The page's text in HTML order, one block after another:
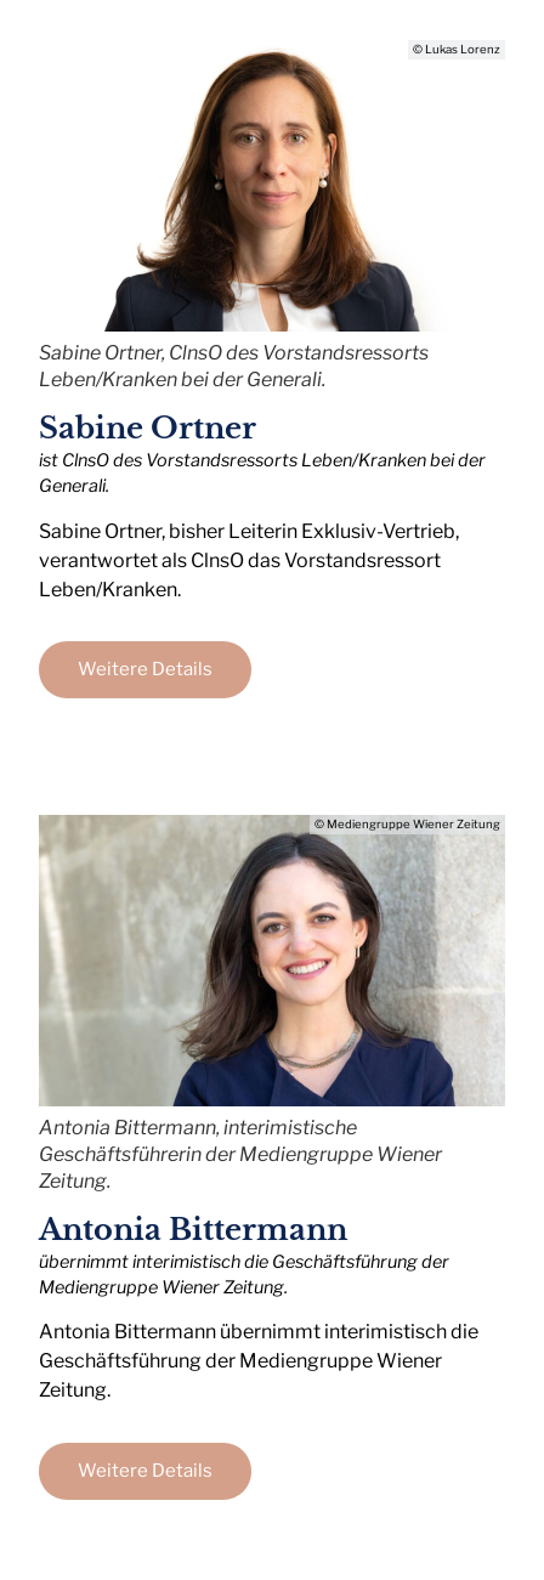
© Lukas Lorenz
Sabine Ortner, ClnsO des Vorstandsressorts
Leben/Kranken bei der Generali.
Sabine Ortner
ist ClnsO des Vorstandsressorts Leben/Kranken bei der
Generali.
Sabine Ortner, bisher Leiterin Exklusiv-Vertrieb,
verantwortet als ClnsO das Vorstandsressort
Leben/Kranken.
Weitere Details
© Mediengruppe Wiener Zeitung
Antonia Bittermann, interimistische
Geschäftsführerin der Mediengruppe Wiener
Zeitung.
Antonia Bittermann
übernimmt interimistisch die Geschäftsführung der
Mediengruppe Wiener Zeitung.
Antonia Bittermann übernimmt interimistisch die
Geschäftsführung der Mediengruppe Wiener
Zeitung.
Weitere Details